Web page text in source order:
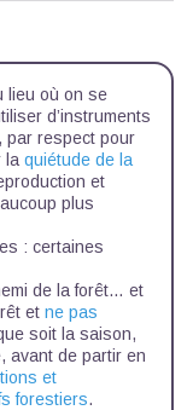
lieu où on se
d’instruments
par respect pour
la quiétude de la
et
plus
: certaines
de la forêt… et
et ne pas
soit la saison,
avant de partir en
et
forestiers.